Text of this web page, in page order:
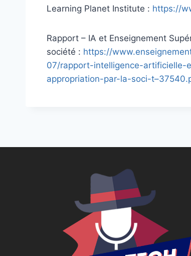
Learning Planet Institute : https://
Rapport – IA et Enseignement
société : https://
07/rapport-intelligence-
appropriation-par-la-soci-